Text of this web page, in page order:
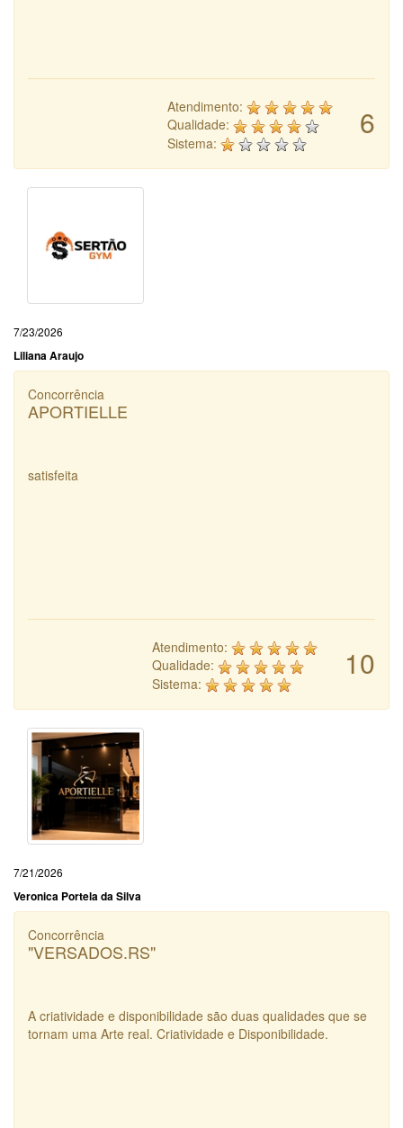
6
Atendimento:
Qualidade:
Sistema:
7/23/2026
Liliana Araujo
Concorrência
APORTIELLE
satisfeita
10
Atendimento:
Qualidade:
Sistema:
7/21/2026
Veronica Portela da Silva
Concorrência
"VERSADOS.RS"
A criatividade e disponibilidade são duas qualidades que se
tornam uma Arte real. Criatividade e Disponibilidade.